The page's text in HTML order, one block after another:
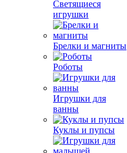
Светящиеся
игрушки
Брелки и магниты
Роботы
Игрушки для
ванны
Куклы и пупсы